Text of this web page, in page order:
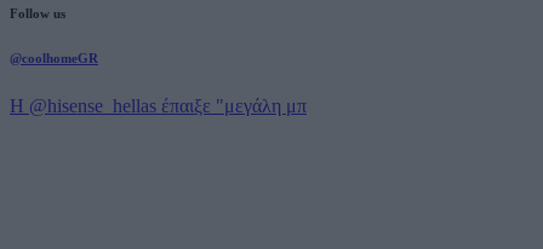
Follow us
@coolhomeGR
Η @hisense_hellas έπαιξε "μεγάλη μπ